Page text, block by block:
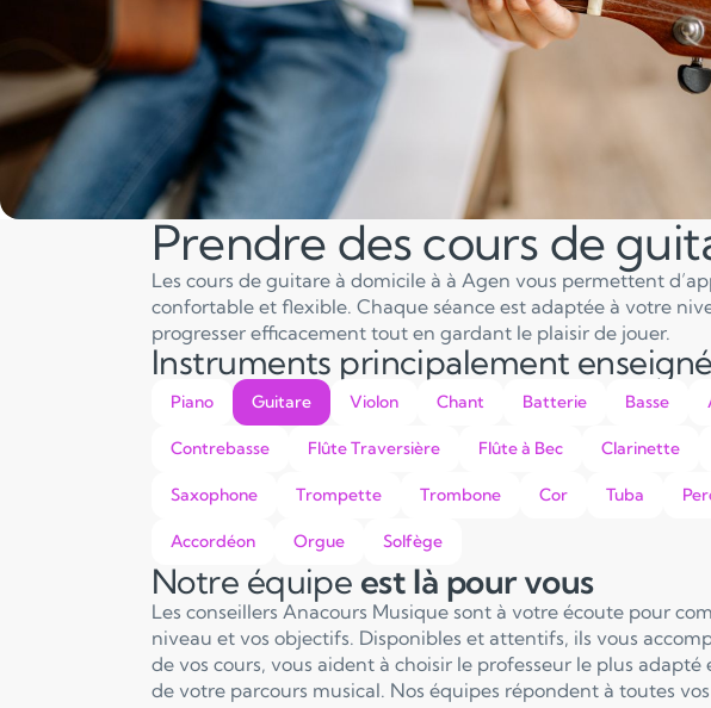
Prendre des cours de
Les cours de guitare à domicile à à Agen vous permettent
confortable et flexible. Chaque séance est adaptée à votre
progresser efficacement tout en gardant le plaisir de jouer.
Instruments principalement
Piano Guitare Violon Chant Batterie Basse
Contrebasse Flûte Traversière Flûte à Bec Clarinette
Saxophone Trompette Trombone Cor Tuba
Accordéon Orgue Solfège
Notre équipe est là pour vous
Les conseillers Anacours Musique sont à votre écoute pour
niveau et vos objectifs. Disponibles et attentifs, ils vous
de vos cours, vous aident à choisir le professeur le plus
de votre parcours musical. Nos équipes répondent à toutes